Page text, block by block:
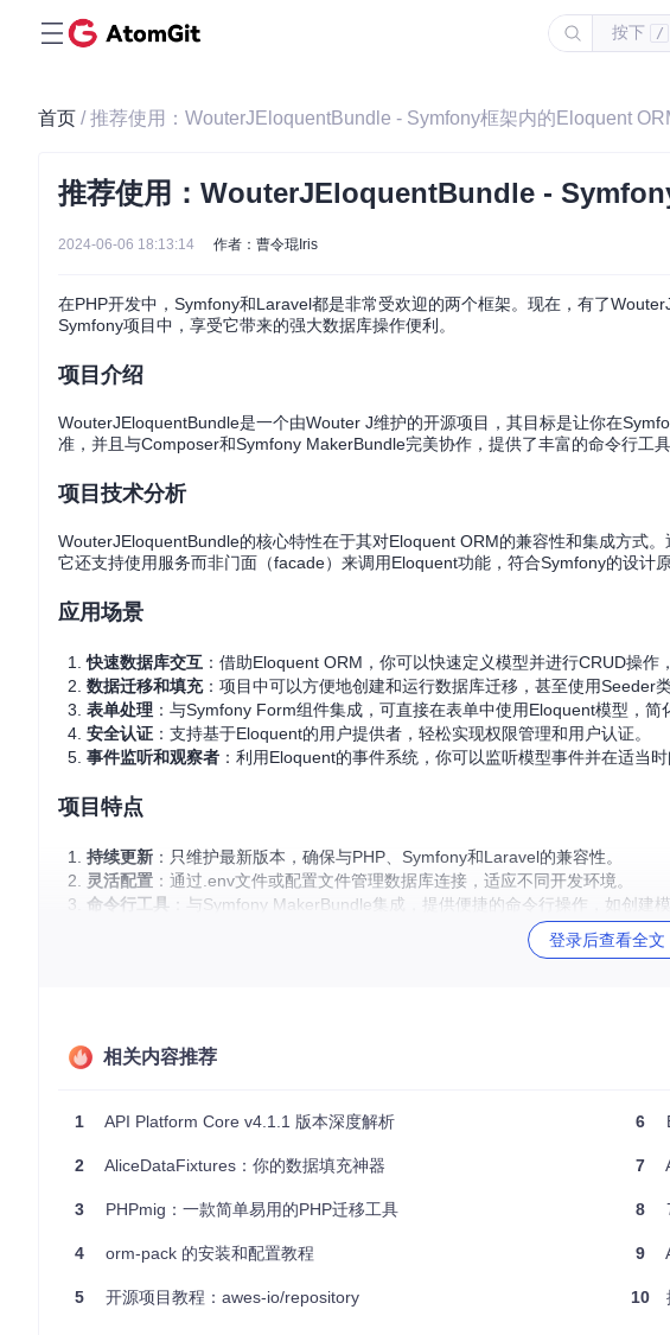
按下 /
首页 / 推荐使用：WouterJEloquentBundle - Symfony框架内的Eloquent
推荐使用：WouterJEloquentBundle -
2024-06-06 18:13:14 作者：曹令琨Iris
在PHP开发中，Symfony和Laravel都是非常受欢迎的两个框架。现在，有了
Symfony项目中，享受它带来的强大数据库操作便利。
项目介绍
WouterJEloquentBundle是一个由Wouter J维护的开源项目，其目标是让你在
准，并且与Composer和Symfony MakerBundle完美协作，提供了丰富的命令行工
项目技术分析
WouterJEloquentBundle的核心特性在于其对Eloquent ORM的兼容性和集成方式
它还支持使用服务而非门面（facade）来调用Eloquent功能，符合Symfony的设计原
应用场景
快速数据库交互 ：借助Eloquent ORM，你可以快速定义模型并进行CRUD操作
数据迁移和填充：项目中可以方便地创建和运行数据库迁移，甚至使用Seeder
表单处理 ：与Symfony Form组件集成，可直接在表单中使用Eloquent模型，简
安全认证 ：支持基于Eloquent的用户提供者，轻松实现权限管理和用户认证。
事件监听和观察者 ：利用Eloquent的事件系统，你可以监听模型事件并在适当时
项目特点
持续更新 ：只维护最新版本，确保与PHP、Symfony和Laravel的兼容性。
灵活配置 ：通过.env文件或配置文件管理数据库连接，适应不同开发环境。
命令行工具 ：与Symfony MakerBundle集成，提供便捷的命令行操作，如创建模
：开放源代码，鼓励贡献，拥有详细的文档和活跃的社区。
登录后查看全文
相关内容推荐
1 API Platform Core v4.1.1 版本深度解析
2 AliceDataFixtures：你的数据填充神器
3 PHPmig：一款简单易用的PHP迁移工具
4 orm-pack 的安装和配置教程
5 开源项目教程：awes-io/repository
6
7
8
9
10